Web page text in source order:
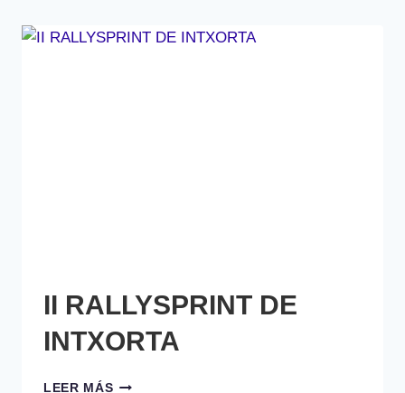
II RALLYSPRINT DE
INTXORTA
LEER MÁSII